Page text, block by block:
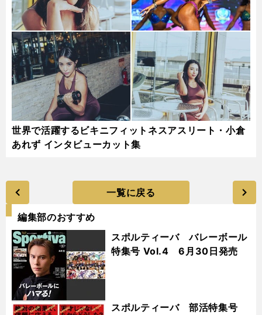
世界で活躍するビキニフィットネスアスリート・小倉
あれず インタビューカット集
一覧に戻る
編集部のおすすめ
スポルティーバ バレーボール
特集号 Vol.4 6月30日発売
スポルティーバ 部活特集号